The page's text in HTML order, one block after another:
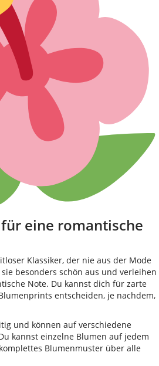
eine romantische
Klassiker, der nie aus der Mode
besonders schön aus und verleihen
Note. Du kannst dich für zarte
entscheiden, je nachdem,
und können auf verschiedene
kannst einzelne Blumen auf jedem
Blumenmuster über alle